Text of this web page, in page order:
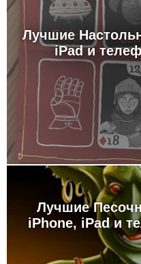
Лучшие
iPad и
Лучшие
iPhone, iPad и